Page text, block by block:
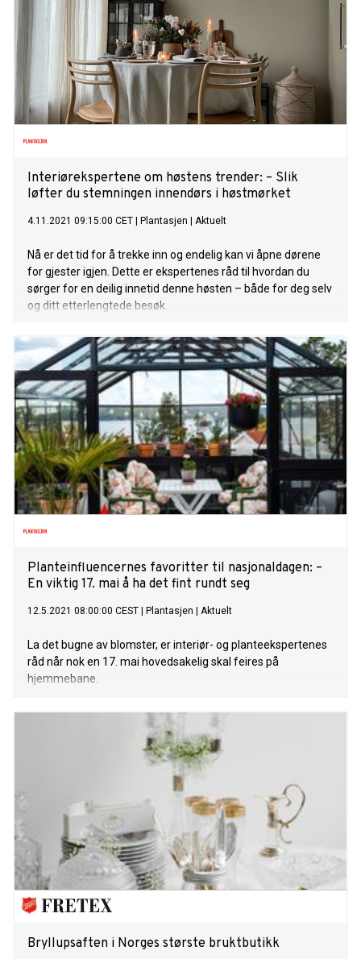
Interiørekspertene om høstens trender: – Slik
løfter du stemningen innendørs i høstmørket
4.11.2021 09:15:00 CET Plantasjen Aktuelt
Nå er det tid for å trekke inn og endelig kan vi åpne dørene
for gjester igjen. Dette er ekspertenes råd til hvordan du
sørger for en deilig innetid denne høsten – både for deg selv
og ditt etterlengtede besøk.
Planteinfluencernes favoritter til nasjonaldagen: –
En viktig 17. mai å ha det fint rundt seg
12.5.2021 08:00:00 CEST Plantasjen Aktuelt
La det bugne av blomster, er interiør- og planteekspertenes
råd når nok en 17. mai hovedsakelig skal feires på
hjemmebane.
Bryllupsaften i Norges største bruktbutikk